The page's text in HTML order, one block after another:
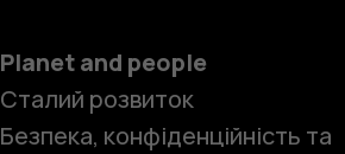
Planet and people
Сталий розвиток
Безпека, конфіденційність та